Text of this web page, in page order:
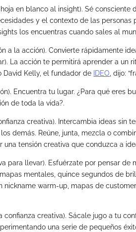
en blanco al insight). Sé consciente
y el contexto de las personas
los encuentras cuando sales al
a la acción). Convierte rápidamente
La acción te permitirá aprender a un
David Kelly, el fundador de IDEO, dijo:
Encuentra tu lugar. ¿Para qué eres
de toda la vida?.
creativa). Intercambia ideas sin
demás. Reúne, junta, mezcla o
tensión creativa que conduzca a
para llevar). Esfuérzate por pensar de
mentales, quince segundos de
nickname warm-up, mapas de
confianza creativa). Sácale jugo a tu
una serie de pequeños